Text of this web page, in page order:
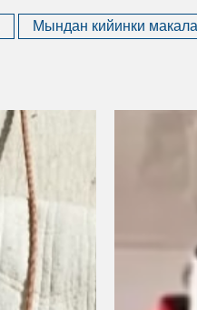
Мындан кийинки